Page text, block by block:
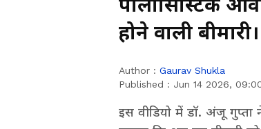
पॉलीसिस्टिक
होने वाली
Author : Gaurav Shukla
Published : Jun 14 2026,
इस वीडियो में डॉ. अंजू गुप्ता